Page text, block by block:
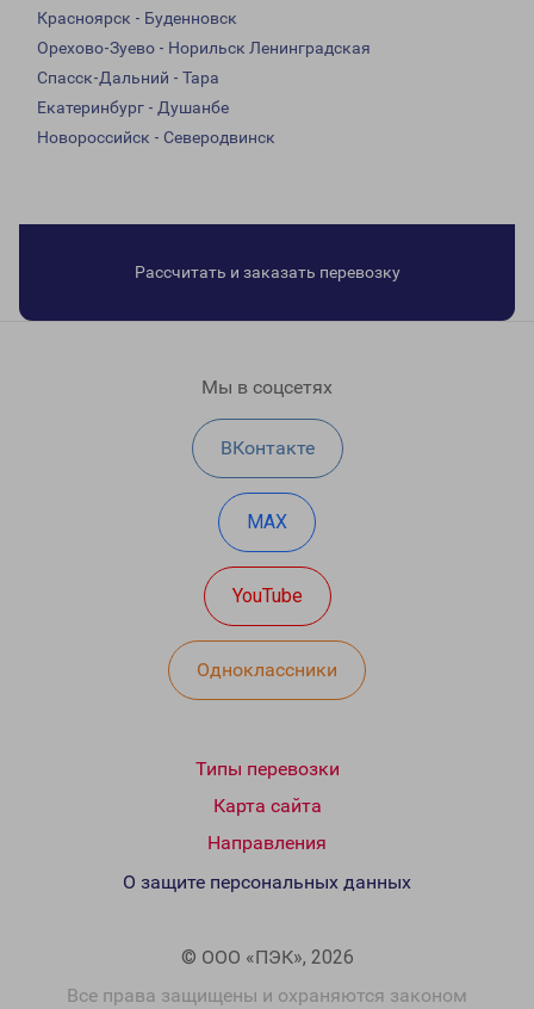
Красноярск - Буденновск
Орехово-Зуево - Норильск Ленинградская
Спасск-Дальний - Тара
Екатеринбург - Душанбе
Новороссийск - Северодвинск
Рассчитать и заказать перевозку
Мы в соцсетях
ВКонтакте
MAX
YouTube
Одноклассники
Типы перевозки
Карта сайта
Направления
© ООО «ПЭК», 2026
Все права защищены и охраняются законом
О защите персональных данных